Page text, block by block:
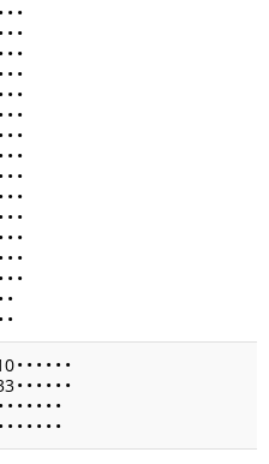
• • •
• • •
• • •
• • •
• • •
• • •
• • •
• • •
• • •
• • •
• • •
• • •
• • •
• • •
• •
• •
• • • • • •
• • • • • •
• • • • • • •
• • • • • • •